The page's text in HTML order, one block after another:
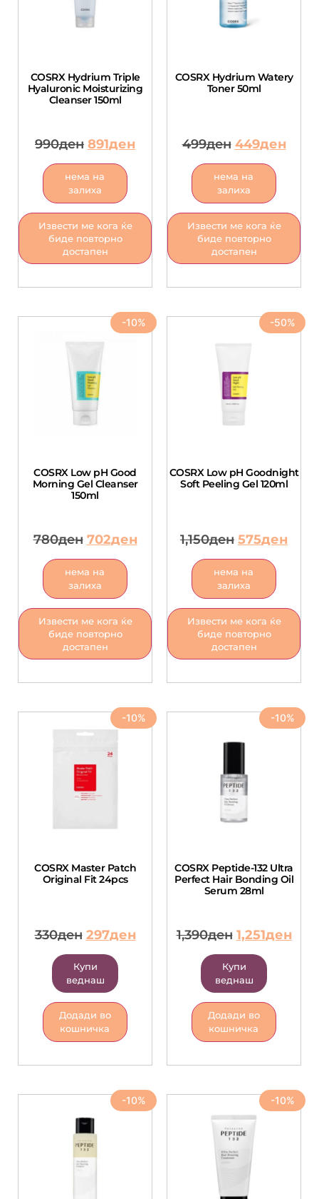
COSRX Hydrium Triple
Hyaluronic Moisturizing
Cleanser 150ml
990ден 891ден
нема на
залиха
Извести ме кога ќе
биде повторно
достапен
COSRX Hydrium Watery
Toner 50ml
499ден 449ден
нема на
залиха
Извести ме кога ќе
биде повторно
достапен
-10%
COSRX Low pH Good
Morning Gel Cleanser
150ml
780ден 702ден
нема на
залиха
Извести ме кога ќе
биде повторно
достапен
-50%
COSRX Low pH Goodnight
Soft Peeling Gel 120ml
1,150ден 575ден
нема на
залиха
Извести ме кога ќе
биде повторно
достапен
-10%
COSRX Master Patch
Original Fit 24pcs
330ден 297ден
Купи
веднаш
Додади во
кошничка
-10%
COSRX Peptide-132 Ultra
Perfect Hair Bonding Oil
Serum 28ml
1,390ден 1,251ден
Купи
веднаш
Додади во
кошничка
-10% -10%